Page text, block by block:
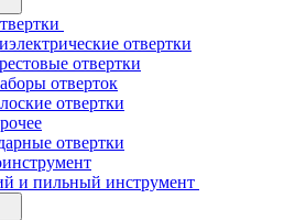
отвертки
отвертки
отверток
отвертки
отвертки
и пильный инструмент